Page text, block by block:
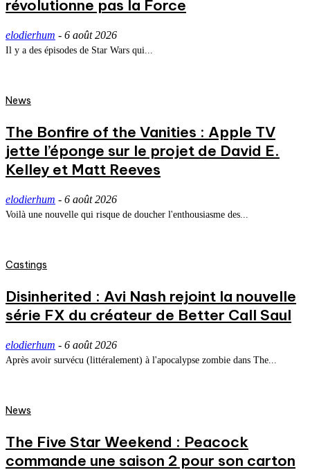
révolutionne pas la Force
elodierhum - 6 août 2026
Il y a des épisodes de Star Wars qui...
News
The Bonfire of the Vanities : Apple TV
jette l’éponge sur le projet de David E.
Kelley et Matt Reeves
elodierhum - 6 août 2026
Voilà une nouvelle qui risque de doucher l'enthousiasme des...
Castings
Disinherited : Avi Nash rejoint la nouvelle
série FX du créateur de Better Call Saul
elodierhum - 6 août 2026
Après avoir survécu (littéralement) à l'apocalypse zombie dans The...
News
The Five Star Weekend : Peacock
commande une saison 2 pour son carton